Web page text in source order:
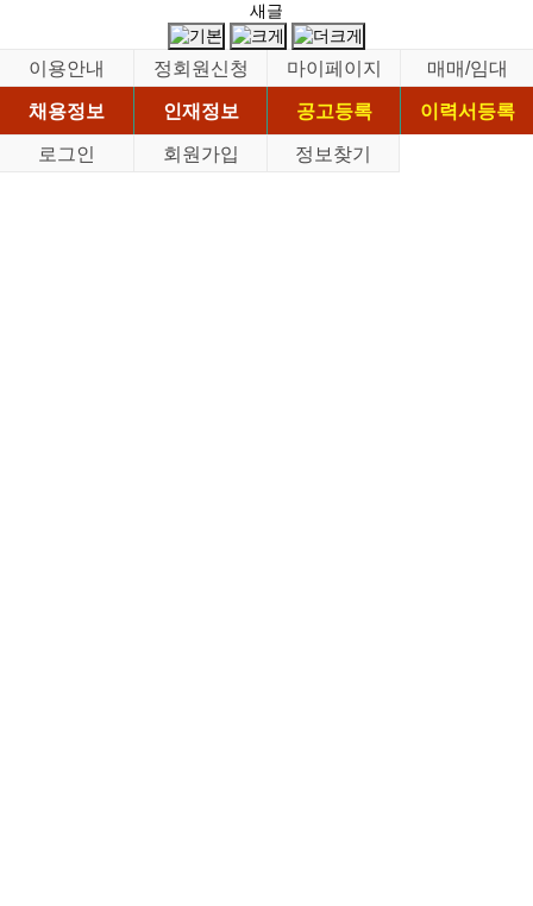
새글
이용안내 정회원신청 마이페이지
매매/임대
채용정보
인재정보 공고등록
이력서등록
로그인
회원가입 정보찾기